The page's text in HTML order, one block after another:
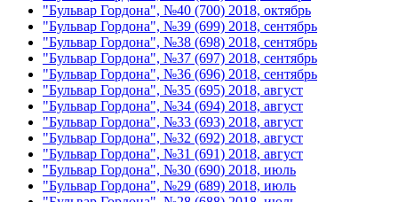
"Бульвар Гордона", №40 (700) 2018, октябрь
"Бульвар Гордона", №39 (699) 2018, сентябрь
"Бульвар Гордона", №38 (698) 2018, сентябрь
"Бульвар Гордона", №37 (697) 2018, сентябрь
"Бульвар Гордона", №36 (696) 2018, сентябрь
"Бульвар Гордона", №35 (695) 2018, август
"Бульвар Гордона", №34 (694) 2018, август
"Бульвар Гордона", №33 (693) 2018, август
"Бульвар Гордона", №32 (692) 2018, август
"Бульвар Гордона", №31 (691) 2018, август
"Бульвар Гордона", №30 (690) 2018, июль
"Бульвар Гордона", №29 (689) 2018, июль